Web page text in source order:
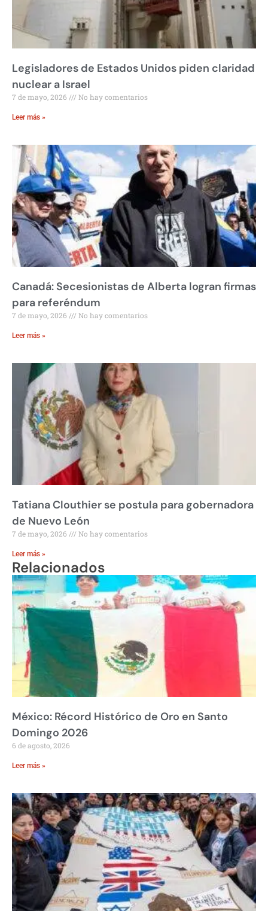
Legisladores de Estados Unidos piden claridad
nuclear a Israel
7 de mayo, 2026 No hay comentarios
Leer más »
Canadá: Secesionistas de Alberta logran firmas
para referéndum
7 de mayo, 2026 No hay comentarios
Leer más »
Tatiana Clouthier se postula para gobernadora
de Nuevo León
7 de mayo, 2026 No hay comentarios
Leer más »
Relacionados
México: Récord Histórico de Oro en Santo
Domingo 2026
6 de agosto, 2026
Leer más »